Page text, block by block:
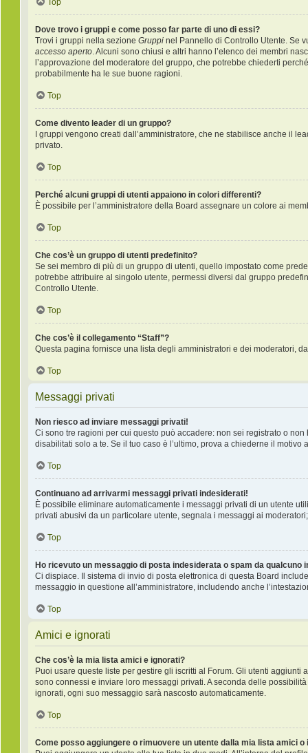
Top
Dove trovo i gruppi e come posso far parte di uno di essi?
Trovi i gruppi nella sezione Gruppi nel Pannello di Controllo Utente. Se
accesso aperto. Alcuni sono chiusi e altri hanno l’elenco dei membri
l’approvazione del moderatore del gruppo, che potrebbe chiederti
probabilmente ha le sue buone ragioni.
Top
Come divento leader di un gruppo?
I gruppi vengono creati dall’amministratore, che ne stabilisce anche il
privato.
Top
Perché alcuni gruppi di utenti appaiono in colori differenti?
È possibile per l’amministratore della Board assegnare un colore ai
Top
Che cos’è un gruppo di utenti predefinito?
Se sei membro di più di un gruppo di utenti, quello impostato come
potrebbe attribuire al singolo utente, permessi diversi dal gruppo
Controllo Utente.
Top
Che cos’è il collegamento “Staff”?
Questa pagina fornisce una lista degli amministratori e dei moderatori,
Top
Messaggi privati
Non riesco ad inviare messaggi privati!
Ci sono tre ragioni per cui questo può accadere: non sei registrato o
disabilitati solo a te. Se il tuo caso è l’ultimo, prova a chiederne il motivo
Top
Continuano ad arrivarmi messaggi privati indesiderati!
È possibile eliminare automaticamente i messaggi privati ​​di un utente
privati ​​abusivi da un particolare utente, segnala i messaggi ai
Top
Ho ricevuto un messaggio di posta indesiderata o spam da qualcuno
Ci dispiace. Il sistema di invio di posta elettronica di questa Board
messaggio in questione all’amministratore, includendo anche
Top
Amici e ignorati
Che cos’è la mia lista amici e ignorati?
Puoi usare queste liste per gestire gli iscritti al Forum. Gli utenti
sono connessi e inviare loro messaggi privati. A seconda delle
ignorati, ogni suo messaggio sarà nascosto automaticamente.
Top
Come posso aggiungere o rimuovere un utente dalla mia lista amici o